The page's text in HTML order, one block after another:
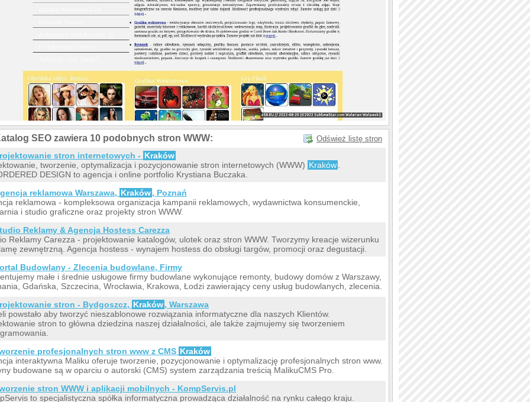
SEO zawiera 10 podobnych stron WWW: Odśwież listę stron
stron internetowych - Kraków
tworzenie, optymalizacja i pozycjonowanie stron internetowych (WWW) Kraków
DESIGN to agencja i online portfolio Krystiana Buczaka.
reklamowa Warszawa, Kraków, Poznań
reklamowa - kompleksowa organizacja kampanii reklamowych, wydawnictwa konsumenckie,
i studio graficzne oraz projekty stron WWW.
Reklamy & Agencja Hostess Carezza
Reklamy Carezza - projektowanie katalogów, ulotek oraz stron WWW. Tworzymy kreacje wizerunku
zewnętrzną. Agencja hostess - wynajem hostess do obsługi targów, promocji oraz degustacji.
Budowlany - Zlecenia budowlane, Firmy
małe i średnie usługowe firmy budowlane wykonujące remonty, budowy domów z Warszawy,
Gdańska, Szczecina, Wrocławia, Krakowa, Łodzi zawierający ceny usług budowlanych, zlecenia.
stron - Bydgoszcz, Kraków, Warszawa
powstało aby tworzyć nieszablonowe rozwiązania informatyczne dla naszych Klientów.
stron to główna dziedzina naszej działalności, ale także zajmujemy się tworzeniem
profesjonalnych stron www z CMS Kraków
interaktywna Maliku oferuje tworzenie, pozycjonowanie i optymalizację profesjonalnych stron www.
budowane są w oparciu o autorski (CMS) system zarządzania treścią MalikuCMS Pro.
stron WWW i aplikacji mobilnych - KompServis.pl
to specjalistyczna spółka informatyczna prowadząca działalność na rynku całego kraju.